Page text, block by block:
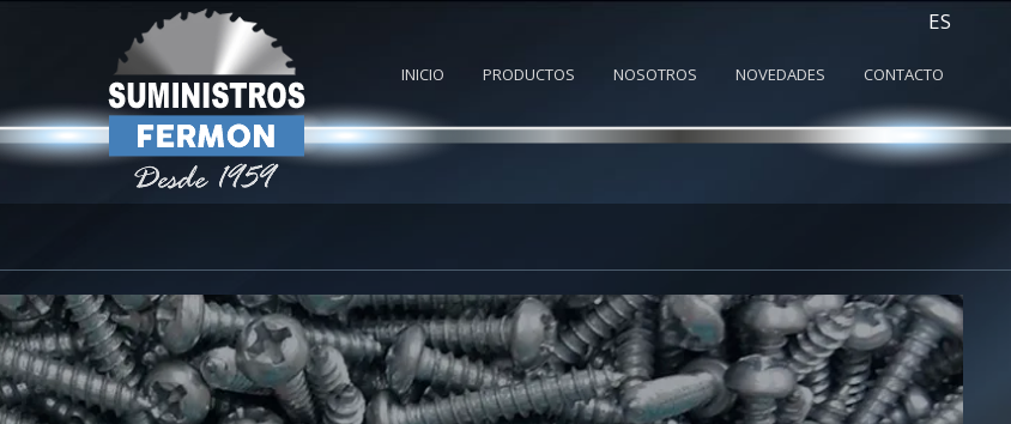
ES
INICIO PRODUCTOS NOSOTROS NOVEDADES CONTACTO